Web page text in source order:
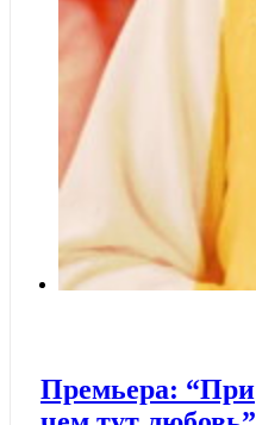
Премьера: “При